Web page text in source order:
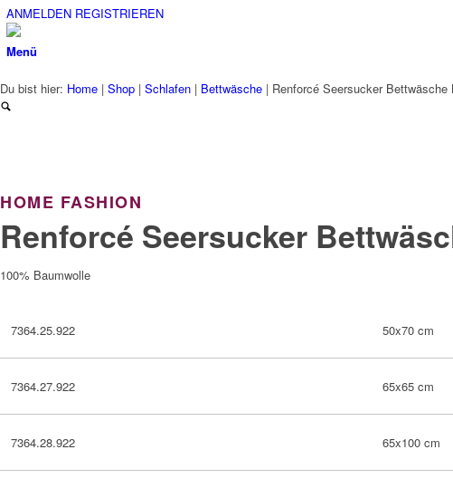
ANMELDEN REGISTRIEREN
Menü
Du bist hier: Home | Shop | Schlafen | Bettwäsche | Renforcé Seersucker Bettwäsche
HOME FASHION
Renforcé Seersucker
100% Baumwolle
7364.25.922 50x70 cm
7364.27.922 65x65 cm
7364.28.922 65x100 cm